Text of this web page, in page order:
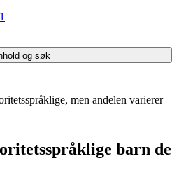
og søk
men andelen varierer
barn de